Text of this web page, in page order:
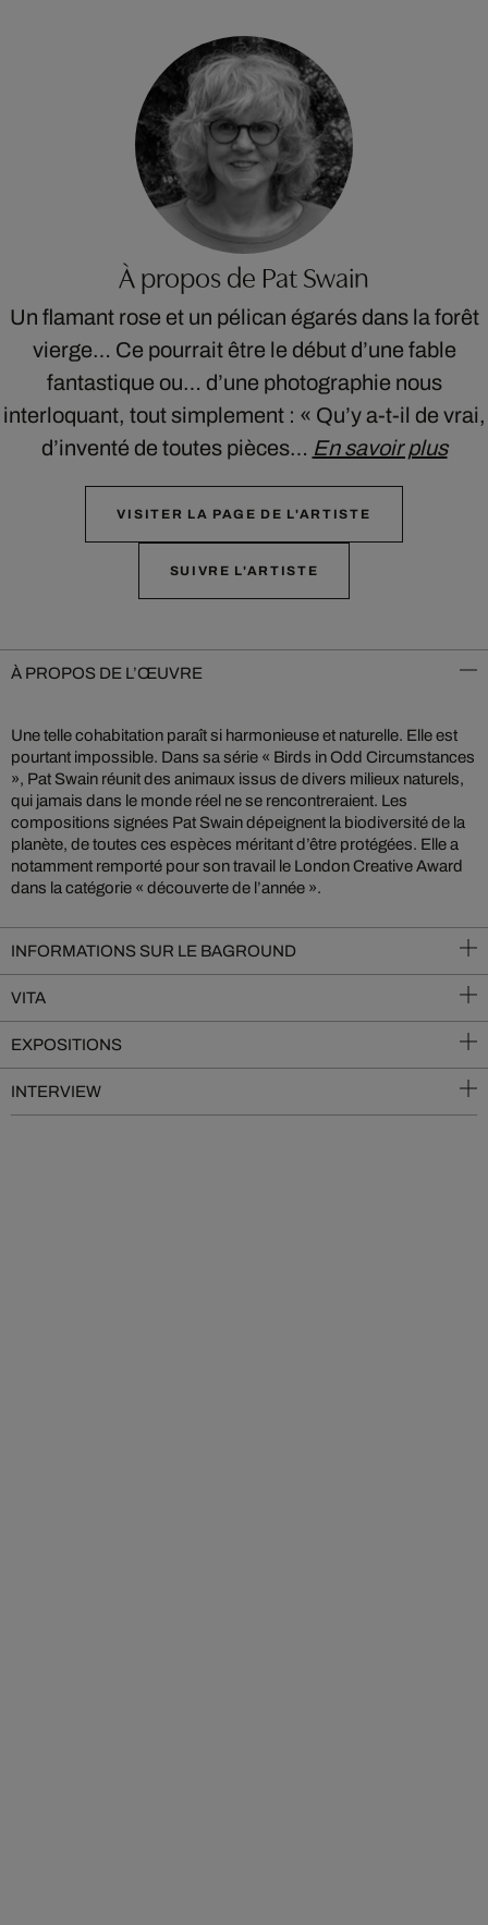
À propos de Pat Swain
Un flamant rose et un pélican égarés dans la forêt
vierge… Ce pourrait être le début d’une fable
fantastique ou… d’une photographie nous
interloquant, tout simplement : « Qu’y a-t-il de vrai,
d’inventé de toutes pièces… En savoir plus
VISITER LA PAGE DE L'ARTISTE
SUIVRE L'ARTISTE
À PROPOS DE L’ŒUVRE
Une telle cohabitation paraît si harmonieuse et naturelle. Elle est
pourtant impossible. Dans sa série « Birds in Odd Circumstances
», Pat Swain réunit des animaux issus de divers milieux naturels,
qui jamais dans le monde réel ne se rencontreraient. Les
compositions signées Pat Swain dépeignent la biodiversité de la
planète, de toutes ces espèces méritant d’être protégées. Elle a
notamment remporté pour son travail le London Creative Award
dans la catégorie « découverte de l’année ».
INFORMATIONS SUR LE BAGROUND
VITA
EXPOSITIONS
INTERVIEW